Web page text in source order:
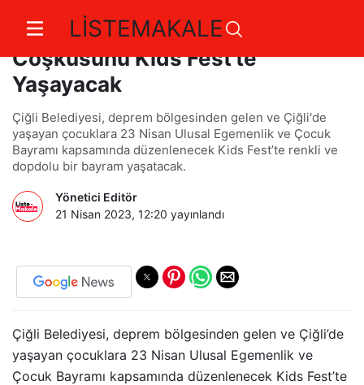
LİSTEMAKALE
Çiğlili Çocuklar Bayram
Coşkusunu Kids Fest'te
Yaşayacak
Çiğli Belediyesi, deprem bölgesinden gelen ve Çiğli'de
yaşayan çocuklara 23 Nisan Ulusal Egemenlik ve Çocuk
Bayramı kapsamında düzenlenecek Kids Fest’te renkli ve
dopdolu bir bayram yaşatacak.
Yönetici Editör
21 Nisan 2023, 12:20 yayınlandı
Çiğli Belediyesi, deprem bölgesinden gelen ve Çiğli’de
yaşayan çocuklara 23 Nisan Ulusal Egemenlik ve
Çocuk Bayramı kapsamında düzenlenecek Kids Fest’te